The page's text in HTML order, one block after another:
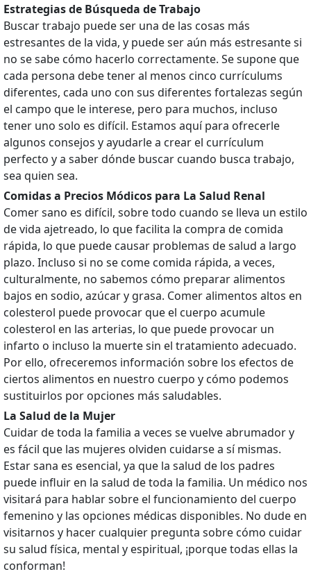
Estrategias de Búsqueda de Trabajo
Buscar trabajo puede ser una de las cosas más
estresantes de la vida, y puede ser aún más estresante si
no se sabe cómo hacerlo correctamente. Se supone que
cada persona debe tener al menos cinco currículums
diferentes, cada uno con sus diferentes fortalezas según
el campo que le interese, pero para muchos, incluso
tener uno solo es difícil. Estamos aquí para ofrecerle
algunos consejos y ayudarle a crear el currículum
perfecto y a saber dónde buscar cuando busca trabajo,
sea quien sea.
Comidas a Precios Módicos para La Salud Renal
Comer sano es difícil, sobre todo cuando se lleva un estilo
de vida ajetreado, lo que facilita la compra de comida
rápida, lo que puede causar problemas de salud a largo
plazo. Incluso si no se come comida rápida, a veces,
culturalmente, no sabemos cómo preparar alimentos
bajos en sodio, azúcar y grasa. Comer alimentos altos en
colesterol puede provocar que el cuerpo acumule
colesterol en las arterias, lo que puede provocar un
infarto o incluso la muerte sin el tratamiento adecuado.
Por ello, ofreceremos información sobre los efectos de
ciertos alimentos en nuestro cuerpo y cómo podemos
sustituirlos por opciones más saludables.
La Salud de la Mujer
Cuidar de toda la familia a veces se vuelve abrumador y
es fácil que las mujeres olviden cuidarse a sí mismas.
Estar sana es esencial, ya que la salud de los padres
puede influir en la salud de toda la familia. Un médico nos
visitará para hablar sobre el funcionamiento del cuerpo
femenino y las opciones médicas disponibles. No dude en
visitarnos y hacer cualquier pregunta sobre cómo cuidar
su salud física, mental y espiritual, ¡porque todas ellas la
conforman!